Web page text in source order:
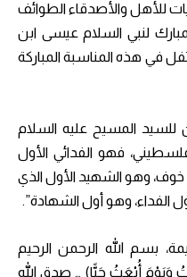
للأهل والأصدقاء الطوائف
لنبي السلام عيسى ابن
في هذه المناسبة المباركة
المسيح عليه السلام
فهو الفدائي الأول
خوف، وهو الشهيد الأول الذي
الفداء، وهو أول الشهادة”.
بسم الله الرحمن الرحيم
وَيَوْمَ أُبْعَثُ حَيًّا) … صدق الله